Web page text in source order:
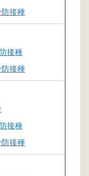
接種
接種
接種
接種
接種